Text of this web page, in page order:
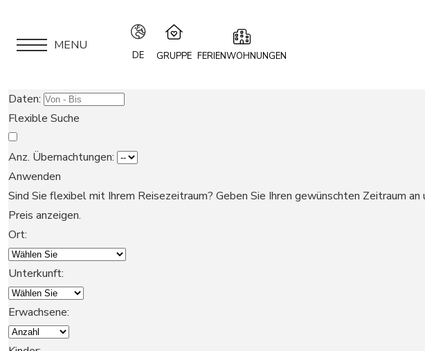
MENU
DE
FR
GRUPPE
2309 Restaurant
Speciale Ski School
FERIENWOHNUNGEN
Daten:
Flexible Suche
Anz. Übernachtungen:
Anwenden
Sind Sie flexibel mit Ihrem Reisezeitraum? Geben Sie Ihren gewünschten Zeitraum
Preis anzeigen.
Ort:
Unterkunft:
Erwachsene:
APARTMENTS
SIND SIE EIGENTÜMER?
UNSERE GRUPPE